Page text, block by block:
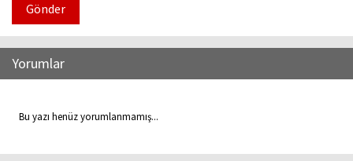
Gönder
Yorumlar
Bu yazı henüz yorumlanmamış...